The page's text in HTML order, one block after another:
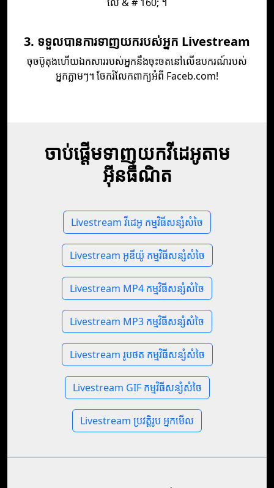
3. ទទួលបានការទាញយករបស់អ្នក Livestream
ចុចប៊ូតុងហើយឯកសាររបស់អ្នកនឹងចុះចតនៅលើឧបករណ៍របស់
អ្នកភ្លាមៗ។ ចែករំលែកពាក្យអំពី Faceb.com!
ចាប់ផ្តើមទាញយកវីដេអូតាម
អ៊ីនធឺណិត
Livestream វីដេអូ កម្មវិធីសន្សំសំចៃ
Livestream អូឌីយ៉ូ កម្មវិធីសន្សំសំចៃ
Livestream MP4 កម្មវិធីសន្សំសំចៃ
Livestream MP3 កម្មវិធីសន្សំសំចៃ
Livestream រូបថត កម្មវិធីសន្សំសំចៃ
Livestream GIF កម្មវិធីសន្សំសំចៃ
Livestream ប្រវត្តិរូប អ្នកមើល